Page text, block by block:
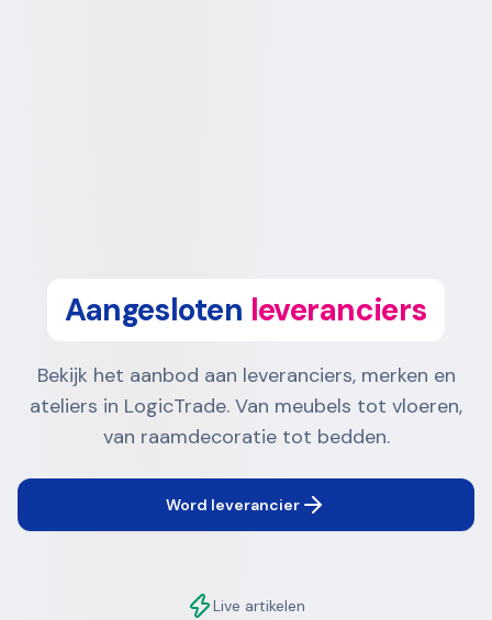
Aangesloten leveranciers
Bekijk het aanbod aan leveranciers, merken en
ateliers in LogicTrade. Van meubels tot vloeren,
van raamdecoratie tot bedden.
Word leverancier
Live artikelen